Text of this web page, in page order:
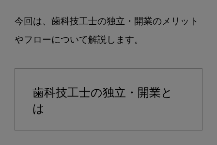
必
な
備
ッ
今回は、歯科技工士の独立・開業のメリット
やフローについて解説します。
歯科技工士の独立・開業と
は